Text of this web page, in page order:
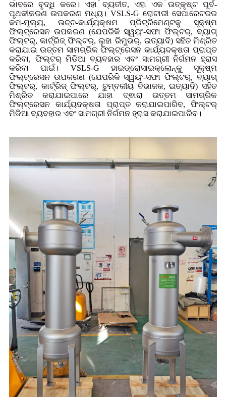
ଭାବରେ ବୃଦ୍ଧି କରେ। ଏହା ବ୍ୟତୀତ, ଏହା ଏକ ଉତ୍କୃଷ୍ଟ ପୂର୍ବ-
ପୃଥକୀକରଣ ଉପକରଣ ମଧ୍ୟ। VSLS-G ରୋଟାରୀ ସେପାରେଟରର
କମ-ମୂଲ୍ୟ, ଉଚ୍ଚ-କାର୍ଯ୍ୟକ୍ଷମ ପ୍ରିଟ୍ରିମେଣ୍ଟକୁ ସୂକ୍ଷ୍ମ
ଫିଲ୍ଟ୍ରେସନ ଉପକରଣ (ଯେପରିକି ସ୍ୱୟଂ-ସଫା ଫିଲ୍ଟର୍, ବ୍ୟାଗ୍
ଫିଲ୍ଟର୍, କାର୍ଟ୍ରିଜ୍ ଫିଲ୍ଟର୍, ଲୁହା ରିମୁଭର୍, ଇତ୍ୟାଦି) ସହିତ ମିଶ୍ରିତ
କରାଯାଇ ଉତ୍ତମ ସାମଗ୍ରିକ ଫିଲ୍ଟ୍ରେସନ କାର୍ଯ୍ୟଦକ୍ଷତା ପ୍ରାପ୍ତ
କରିବା, ଫିଲ୍ଟର୍ ମିଡିଆ ବ୍ୟବହାର ଏବଂ ସାମଗ୍ରୀ ନିର୍ଗମନ ହ୍ରାସ
କରିବା ପାଇଁ। VSLS-G ହାଇଡ୍ରୋସାଇକ୍ଲୋନ୍କୁ ସୂକ୍ଷ୍ମ
ଫିଲ୍ଟ୍ରେସନ ଉପକରଣ (ଯେପରିକି ସ୍ୱୟଂ-ସଫା ଫିଲ୍ଟର୍, ବ୍ୟାଗ୍
ଫିଲ୍ଟର୍, କାର୍ଟ୍ରିଜ୍ ଫିଲ୍ଟର୍, ଚୁମ୍ବକୀୟ ବିଭାଜକ, ଇତ୍ୟାଦି) ସହିତ
ମିଶ୍ରିତ କରାଯାଇପାରେ ଯାହା ଦ୍ଵାରା ଉତ୍ତମ ସାମଗ୍ରିକ
ଫିଲ୍ଟ୍ରେସନ କାର୍ଯ୍ୟଦକ୍ଷତା ପ୍ରାପ୍ତ କରାଯାଇପାରିବ, ଫିଲ୍ଟର୍
ମିଡିଆ ବ୍ୟବହାର ଏବଂ ସାମଗ୍ରୀ ନିର୍ଗମନ ହ୍ରାସ କରାଯାଇପାରିବ।